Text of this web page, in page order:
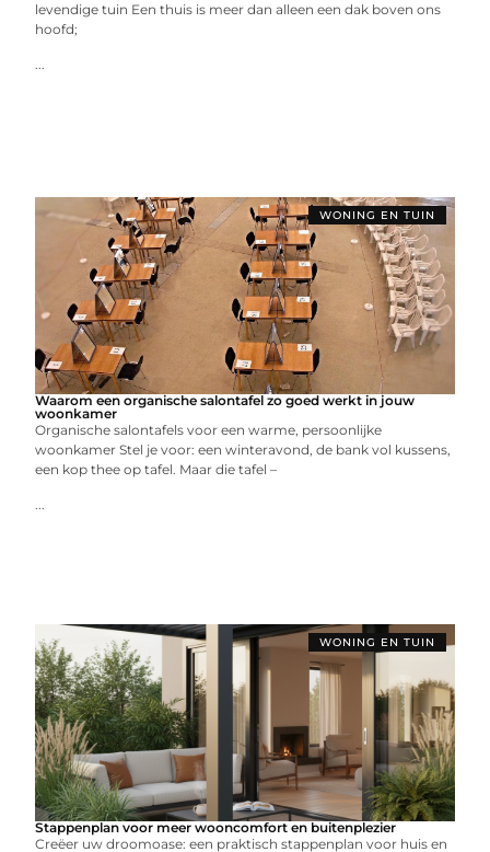
levendige tuin Een thuis is meer dan alleen een dak boven ons
hoofd;
...
WONING EN TUIN
Waarom een organische salontafel zo goed werkt in jouw
woonkamer
Organische salontafels voor een warme, persoonlijke
woonkamer Stel je voor: een winteravond, de bank vol kussens,
een kop thee op tafel. Maar die tafel –
...
WONING EN TUIN
Stappenplan voor meer wooncomfort en buitenplezier
Creëer uw droomoase: een praktisch stappenplan voor huis en